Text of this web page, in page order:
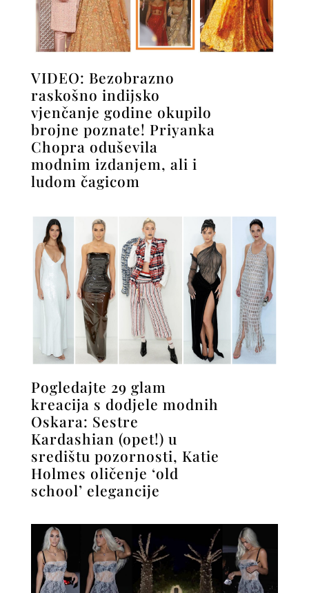
VIDEO: Bezobrazno
raskošno indijsko
vjenčanje godine okupilo
brojne poznate! Priyanka
Chopra oduševila
modnim izdanjem, ali i
ludom čagicom
Pogledajte 29 glam
kreacija s dodjele modnih
Oskara: Sestre
Kardashian (opet!) u
središtu pozornosti, Katie
Holmes oličenje ‘old
school’ elegancije